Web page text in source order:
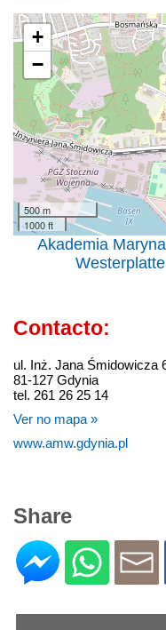
+
−
500 m
1000 ft
Akademia
Contacto:
ul. Inż. Jana Śmidowicza
81-127 Gdynia
tel. 261 26 25 14
Ver no mapa »
www.amw.gdynia.pl
Share